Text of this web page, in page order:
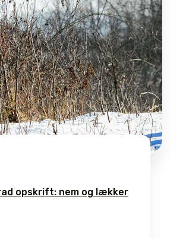
opskrift: nem og lækker